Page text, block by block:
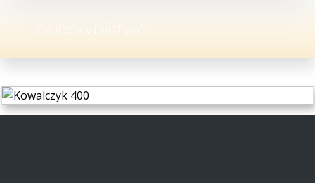
budownictwo